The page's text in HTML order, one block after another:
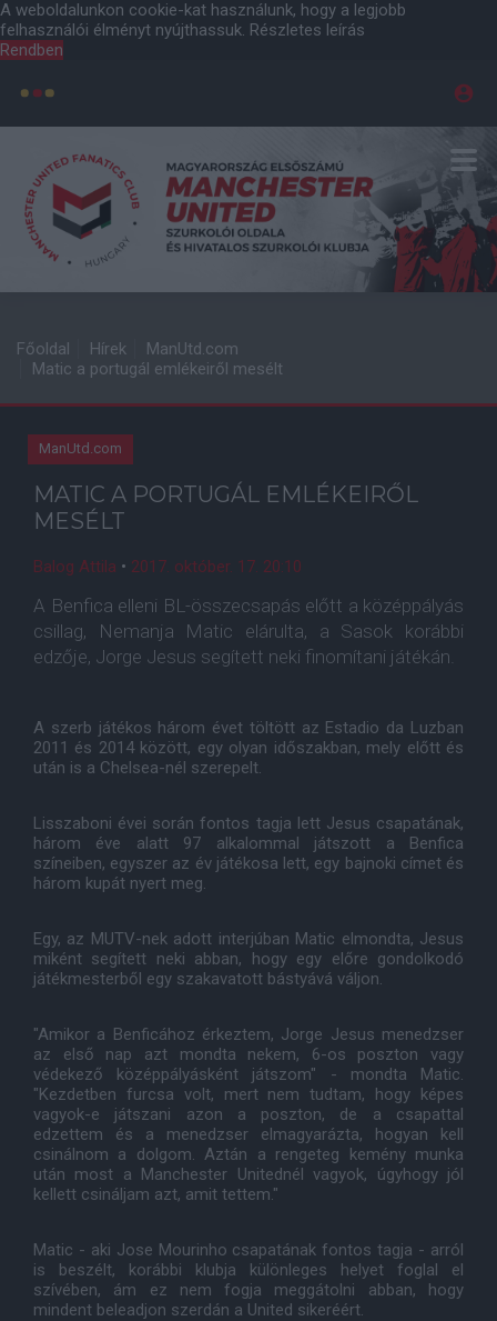
A weboldalunkon cookie-kat használunk, hogy a legjobb
felhasználói élményt nyújthassuk. Részletes leírás
Rendben
Főoldal Hírek
ManUtd.com
Matic a portugál emlékeiről mesélt
ManUtd.com
MATIC A PORTUGÁL EMLÉKEIRŐL
MESÉLT
Balog Attila • 2017. október. 17. 20:10
A Benfica elleni BL-összecsapás előtt a középpályás
csillag, Nemanja Matic elárulta, a Sasok korábbi
edzője, Jorge Jesus segített neki finomítani játékán.
A szerb játékos három évet töltött az Estadio da Luzban
2011 és 2014 között, egy olyan időszakban, mely előtt és
után is a Chelsea-nél szerepelt.
Lisszaboni évei során fontos tagja lett Jesus csapatának,
három éve alatt 97 alkalommal játszott a Benfica
színeiben, egyszer az év játékosa lett, egy bajnoki címet és
három kupát nyert meg.
Egy, az MUTV-nek adott interjúban Matic elmondta, Jesus
miként segített neki abban, hogy egy előre gondolkodó
játékmesterből egy szakavatott bástyává váljon.
"Amikor a Benficához érkeztem, Jorge Jesus menedzser
az első nap azt mondta nekem, 6-os poszton vagy
védekező középpályásként játszom" - mondta Matic.
"Kezdetben furcsa volt, mert nem tudtam, hogy képes
vagyok-e játszani azon a poszton, de a csapattal
edzettem és a menedzser elmagyarázta, hogyan kell
csinálnom a dolgom. Aztán a rengeteg kemény munka
után most a Manchester Unitednél vagyok, úgyhogy jól
kellett csináljam azt, amit tettem."
Matic - aki Jose Mourinho csapatának fontos tagja - arról
is beszélt, korábbi klubja különleges helyet foglal el
szívében, ám ez nem fogja meggátolni abban, hogy
mindent beleadjon szerdán a United sikeréért.